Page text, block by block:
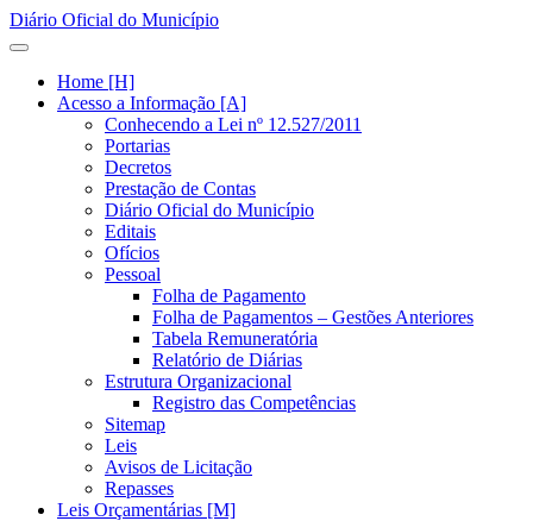
Diário Oficial do Município
Home [H]
Acesso a Informação [A]
Conhecendo a Lei nº 12.527/2011
Portarias
Decretos
Prestação de Contas
Diário Oficial do Município
Editais
Ofícios
Pessoal
Folha de Pagamento
Folha de Pagamentos – Gestões Anteriores
Tabela Remuneratória
Relatório de Diárias
Estrutura Organizacional
Registro das Competências
Sitemap
Leis
Avisos de Licitação
Repasses
Leis Orçamentárias [M]